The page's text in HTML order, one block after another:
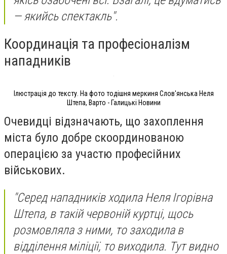
— якийсь спектакль".
Координація та професіоналізм
нападників
Ілюстрація до тексту. На фото тодішня меркиня Слов'янська Неля
Штепа, Варто - Галицькі Новини
Очевидці відзначають, що захоплення
міста було добре скоординованою
операцією за участю професійних
військових.
"Серед нападників ходила Неля Ігорівна
Штепа, в такій червоній куртці, щось
розмовляла з ними, то заходила в
відділення міліції, то виходила. Тут видно